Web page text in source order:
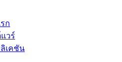
ก
วร์
เคชัน